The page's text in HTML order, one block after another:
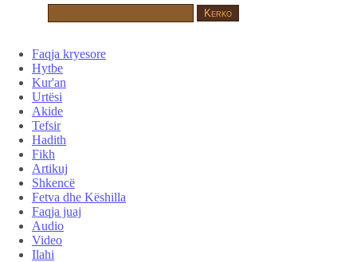
Faqja kryesore
Hytbe
Kur'an
Urtësi
Akide
Tefsir
Hadith
Fikh
Artikuj
Shkencë
Fetva dhe Këshilla
Faqja juaj
Audio
Video
Ilahi